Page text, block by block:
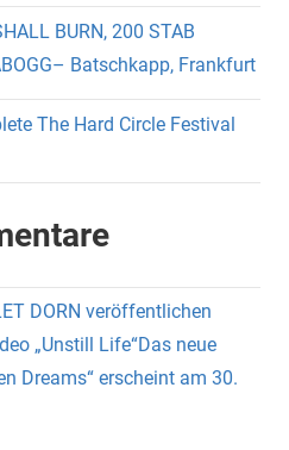
BURN, 200 STAB
Batschkapp, Frankfurt
The Hard Circle Festival
DORN veröffentlichen
„Unstill Life“Das neue
Dreams“ erscheint am 30.